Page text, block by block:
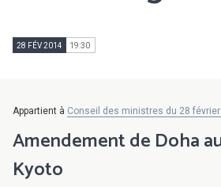
28 FÉV 2014 19:30
Appartient à Conseil des ministres du 28
Amendement de Doha
Kyoto